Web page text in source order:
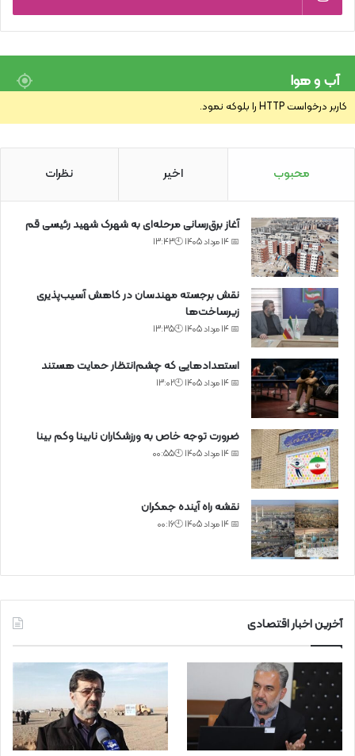
آب و هوا
کاربر درخواست HTTP را بلوکه نمود.
محبوب اخیر نظرات
آغاز برق‌رسانی مرحله‌ای به شهرک شهید رئیسی قم
📅 14 مرداد 1405 🕙13:43
نقش برجسته مهندسان در کاهش آسیب‌پذیری
زیرساخت‌ها
📅 14 مرداد 1405 🕙13:35
استعدادهایی که چشم‌انتظار حمایت هستند
📅 14 مرداد 1405 🕙13:02
ضرورت توجه خاص به ورزشکاران نابینا وکم بینا
📅 14 مرداد 1405 🕙00:55
نقشه راه آینده جمکران
📅 14 مرداد 1405 🕙00:16
آخرین اخبار اقتصادی